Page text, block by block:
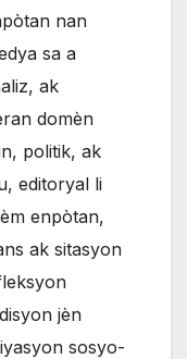
nan
sa a
ak
domèn
politik, ak
editoryal li
enpòtan,
ak sitasyon
jèn
sosyo-